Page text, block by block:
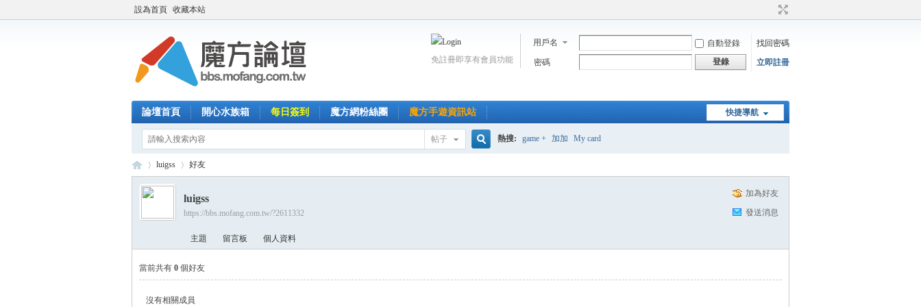
設為首頁 收藏本站
用戶名 自動登錄
找回密碼
密碼
登錄 立即註冊
免註冊即享有會員功能
快捷導航
論壇首頁 開心水族箱 每日簽到 魔方網粉絲團 魔方手遊資訊站
帖子 熱搜: game + 加加 My card
›
luigss 好友
加為好友
發送消息
luigss
https://bbs.mofang.com.tw/?2611332
主題 留言板 個人資料
當前共有 0 個好友
沒有相關成員